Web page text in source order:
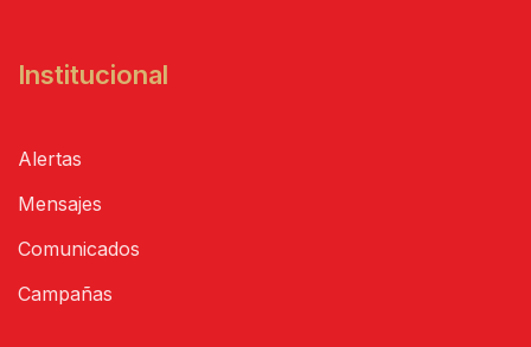
Institucional
Alertas
Mensajes
Comunicados
Campañas